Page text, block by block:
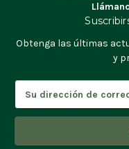
Obtenga las últimas
y
r
c